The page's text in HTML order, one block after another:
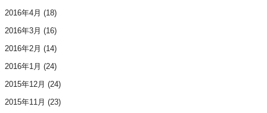
2016年4月 (18)
2016年3月 (16)
2016年2月 (14)
2016年1月 (24)
2015年12月 (24)
2015年11月 (23)